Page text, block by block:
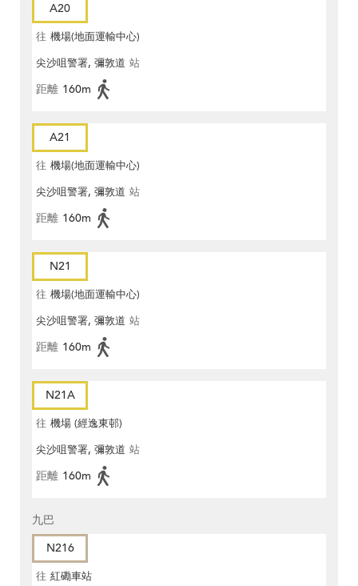
A20
往 機場(地面運輸中心)
尖沙咀警署, 彌敦道 站
距離 160m
A21
往 機場(地面運輸中心)
尖沙咀警署, 彌敦道 站
距離 160m
N21
往 機場(地面運輸中心)
尖沙咀警署, 彌敦道 站
距離 160m
N21A
往 機場 (經逸東邨)
尖沙咀警署, 彌敦道 站
距離 160m
九巴
N216
往 紅磡車站